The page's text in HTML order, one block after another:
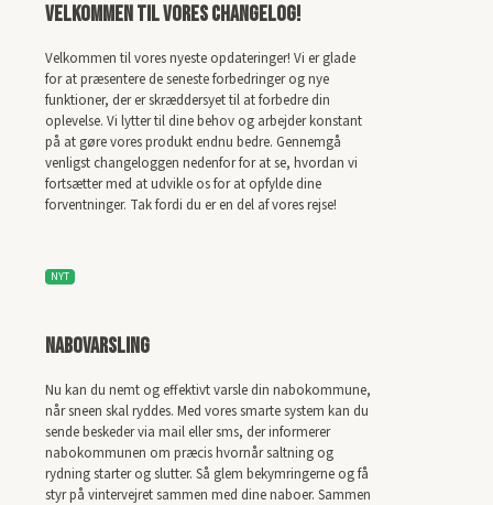
Velkommen til vores changelog!
Velkommen til vores nyeste opdateringer! Vi er glade
for at præsentere de seneste forbedringer og nye
funktioner, der er skræddersyet til at forbedre din
oplevelse. Vi lytter til dine behov og arbejder konstant
på at gøre vores produkt endnu bedre. Gennemgå
venligst changeloggen nedenfor for at se, hvordan vi
fortsætter med at udvikle os for at opfylde dine
forventninger. Tak fordi du er en del af vores rejse!
NYT
Nabovarsling
Nu kan du nemt og effektivt varsle din nabokommune,
når sneen skal ryddes. Med vores smarte system kan du
sende beskeder via mail eller sms, der informerer
nabokommunen om præcis hvornår saltning og
rydning starter og slutter. Så glem bekymringerne og få
styr på vintervejret sammen med dine naboer. Sammen